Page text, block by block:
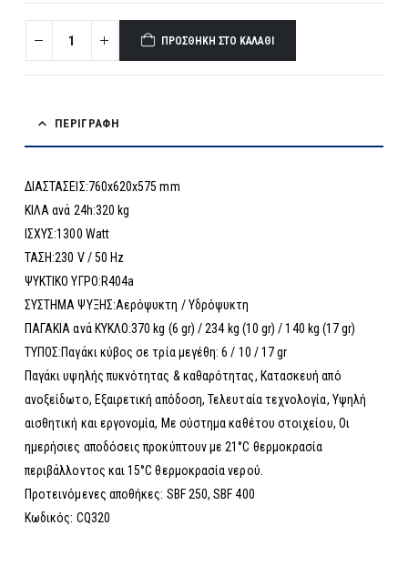
ΠΡΟΣΘΉΚΗ ΣΤΟ ΚΑΛΆΘΙ
ΠΕΡΙΓΡΑΦΉ
ΔΙΑΣΤΑΣΕΙΣ:760x620x575 mm
ΚΙΛΑ ανά 24h:320 kg
ΙΣΧΥΣ:1300 Watt
ΤΑΣΗ:230 V / 50 Hz
ΨΥΚΤΙΚΟ ΥΓΡΟ:R404a
ΣΥΣΤΗΜΑ ΨΥΞΗΣ:Αερόψυκτη / Υδρόψυκτη
ΠΑΓΑΚΙΑ ανά ΚΥΚΛΟ:370 kg (6 gr) / 234 kg (10 gr) / 140 kg (17 gr)
ΤΥΠΟΣ:Παγάκι κύβος σε τρία μεγέθη: 6 / 10 / 17 gr
Παγάκι υψηλής πυκνότητας & καθαρότητας, Κατασκευή από
ανοξείδωτο, Εξαιρετική απόδοση, Τελευταία τεχνολογία, Υψηλή
αισθητική και εργονομία, Με σύστημα καθέτου στοιχείου, Οι
ημερήσιες αποδόσεις προκύπτουν με 21°C θερμοκρασία
περιβάλλοντος και 15°C θερμοκρασία νερού.
Προτεινόμενες αποθήκες: SBF 250, SBF 400
Κωδικός: CQ320